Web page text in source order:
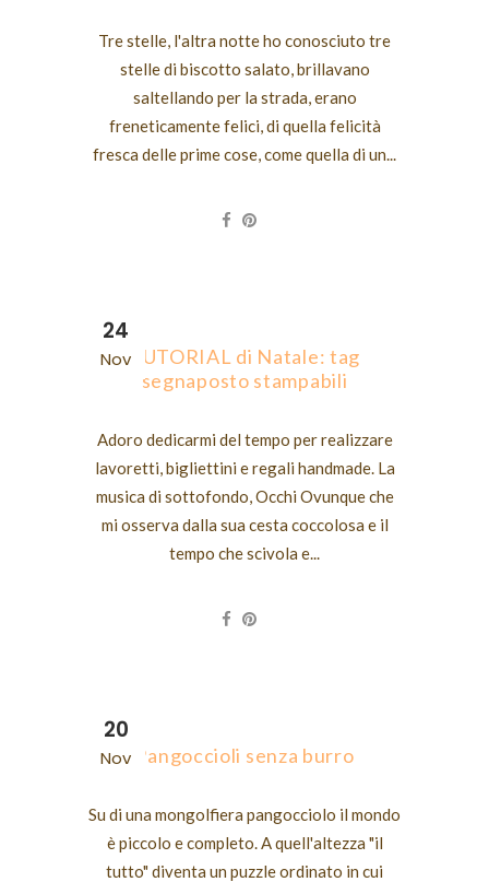
Tre stelle, l'altra notte ho conosciuto tre
stelle di biscotto salato, brillavano
saltellando per la strada, erano
freneticamente felici, di quella felicità
fresca delle prime cose, come quella di un...
24
NovTUTORIAL di Natale: tag
segnaposto stampabili
Adoro dedicarmi del tempo per realizzare
lavoretti, bigliettini e regali handmade. La
musica di sottofondo, Occhi Ovunque che
mi osserva dalla sua cesta coccolosa e il
tempo che scivola e...
20
Nov Pangoccioli senza burro
Su di una mongolfiera pangocciolo il mondo
è piccolo e completo. A quell'altezza "il
tutto" diventa un puzzle ordinato in cui